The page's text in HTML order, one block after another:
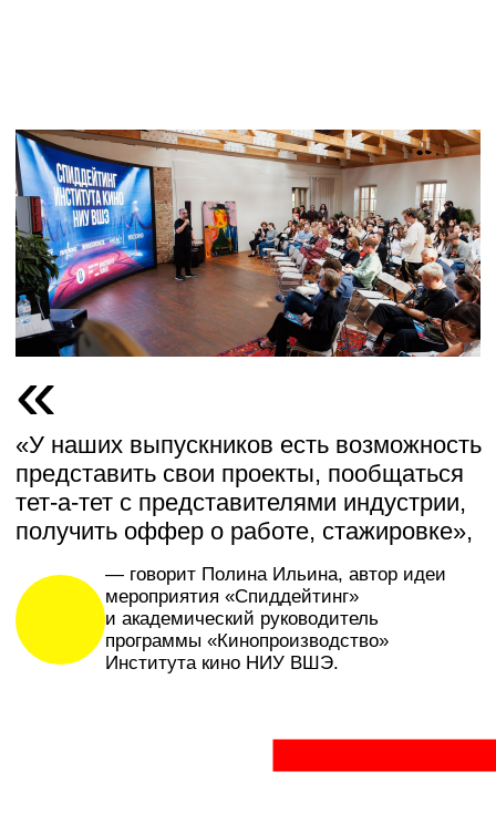
Первый в России
карьерный нетворкинг для
студентов киношкол
СПИДДЕЙТИНГ
— это новый формат живого общения
за большим столом, неформальные
(продюсеров, режиссеров, сценаристов)
и представителей индустрии.
Участники не просто знакомились — они
активно обсуждали свой опыт, делились
творческими идеями, презентовали проекты
и узнавали о вакансиях. Гости вносили